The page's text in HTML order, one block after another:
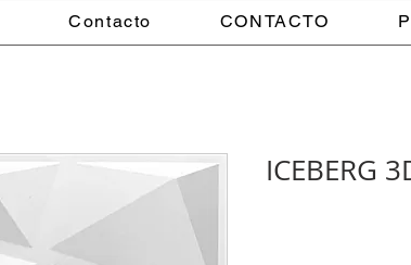
ICEBERG
Contacto CONTACTO